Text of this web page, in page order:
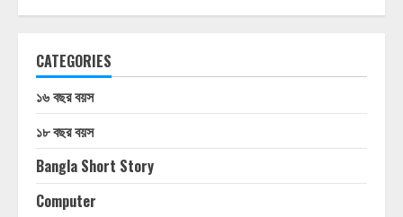
CATEGORIES
১৬ বছর বয়স
১৮ বছর বয়স
Bangla Short Story
Computer